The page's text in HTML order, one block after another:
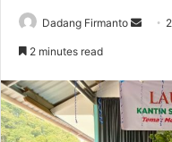
Dadang Firmanto
d
a
n
2 minutes read